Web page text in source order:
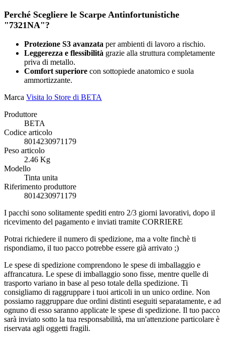
Perché Scegliere le Scarpe Antinfortunistiche
"7321NA"?
Protezione S3 avanzata per ambienti di lavoro a rischio.
Leggerezza e flessibilità grazie alla struttura completamente
priva di metallo.
Comfort superiore con sottopiede anatomico e suola
ammortizzante.
Marca Visita lo Store di BETA
Produttore
‎BETA
Codice articolo
‎8014230971179
Peso articolo
‎2.46 Kg
Modello
‎Tinta unita
Riferimento produttore
‎8014230971179
I pacchi sono solitamente spediti entro 2/3 giorni lavorativi, dopo il
ricevimento del pagamento e inviati tramite CORRIERE
Potrai richiedere il numero di spedizione, ma a volte finchè ti
rispondiamo, il tuo pacco potrebbe essere già arrivato ;)
Le spese di spedizione comprendono le spese di imballaggio e
affrancatura. Le spese di imballaggio sono fisse, mentre quelle di
trasporto variano in base al peso totale della spedizione. Ti
consigliamo di raggruppare i tuoi articoli in un unico ordine. Non
possiamo raggruppare due ordini distinti eseguiti separatamente, e ad
ognuno di esso saranno applicate le spese di spedizione. Il tuo pacco
sarà inviato sotto la tua responsabilità, ma un'attenzione particolare è
riservata agli oggetti fragili.